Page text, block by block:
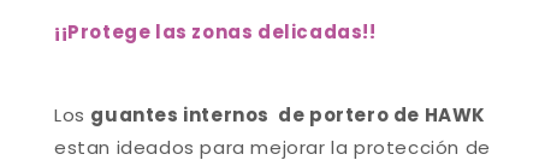
¡¡Protege las zonas delicadas!!
Los guantes internos de portero de HAWK
estan ideados para mejorar la protección de